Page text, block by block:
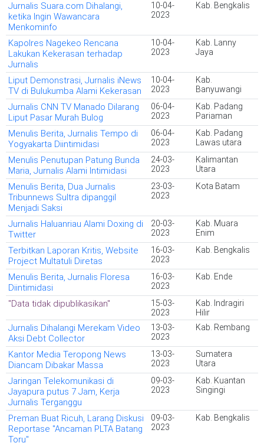
Jurnalis Suara.com Dihalangi,
ketika Ingin Wawancara
Menkominfo
10-04-
2023
Kab. Bengkalis
Kapolres Nagekeo Rencana
Lakukan Kekerasan terhadap
Jurnalis
10-04-
2023
Kab. Lanny
Jaya
Liput Demonstrasi, Jurnalis iNews
TV di Bulukumba Alami Kekerasan
10-04-
2023
Kab.
Banyuwangi
Jurnalis CNN TV Manado Dilarang
Liput Pasar Murah Bulog
06-04-
2023
Kab. Padang
Pariaman
Menulis Berita, Jurnalis Tempo di
Yogyakarta Diintimidasi
06-04-
2023
Kab. Padang
Lawas utara
Menulis Penutupan Patung Bunda
Maria, Jurnalis Alami Intimidasi
24-03-
2023
Kalimantan
Utara
Menulis Berita, Dua Jurnalis
Tribunnews Sultra dipanggil
Menjadi Saksi
23-03-
2023
Kota Batam
Jurnalis Haluanriau Alami Doxing di
Twitter
20-03-
2023
Kab. Muara
Enim
Terbitkan Laporan Kritis, Website
Project Multatuli Diretas
16-03-
2023
Kab. Bengkalis
Menulis Berita, Jurnalis Floresa
Diintimidasi
16-03-
2023
Kab. Ende
"Data tidak dipublikasikan"
15-03-
2023
Kab. Indragiri
Hilir
Jurnalis Dihalangi Merekam Video
Aksi Debt Collector
13-03-
2023
Kab. Rembang
Kantor Media Teropong News
Diancam Dibakar Massa
13-03-
2023
Sumatera
Utara
Jaringan Telekomunikasi di
Jayapura putus 7 Jam, Kerja
Jurnalis Terganggu
09-03-
2023
Kab. Kuantan
Singingi
Preman Buat Ricuh, Larang Diskusi
Reportase "Ancaman PLTA Batang
Toru"
09-03-
2023
Kab. Bengkalis